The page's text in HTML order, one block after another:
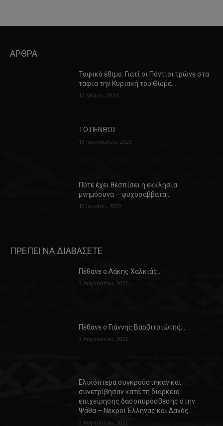
ΑΡΘΡΑ
Ταφικό έθιμο: Γιατί οι Πόντιοι τρώνε στα
ταφία την Κυριακή του Θωμά…
12 Μαΐου, 2024
ΤΟ ΠΕΝΘΟΣ
13 Ιανουαρίου, 2023
Πότε έχει θεσπίσει η εκκλησία
μνημόσυνα – ψυχοσάββατα…
10 Ιουνίου, 2022
ΠΡΕΠΕΙ ΝΑ ΔΙΑΒΑΣΕΤΕ
Πέθανε ο Λάκης Χαλκιάς…
3 Αυγούστου, 2026
Πέθανε ο Γιάννης Βαρβιτσιώτης…
3 Αυγούστου, 2026
Ελικόπτερα συγκρούστηκαν και
συνετρίβησαν κατά τη διάρκεια
επιχείρησης δασοπυρόσβεσης στην
Ψάθα – Νεκροί Έλληνας και Δανός…
3 Αυγούστου, 2026